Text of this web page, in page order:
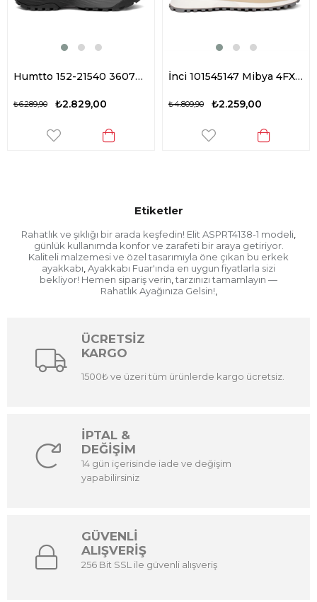
Humtto 152-21540 360720A Erkek Klasik Sneaker Siyah
₺2.829,00
₺6.289,90
İnci 101545147 Mibya 4FX Erkek Klasik Sneaker Beyaz
₺2.259,00
₺4.809,90
Etiketler
Rahatlık ve şıklığı bir arada keşfedin! Elit ASPRT4138-1 modeli
günlük kullanımda konfor ve zarafeti bir araya getiriyor.
Kaliteli malzemesi ve özel tasarımıyla öne çıkan bu erkek
ayakkabı Ayakkabı Fuar'ında en uygun fiyatlarla sizi
bekliyor! Hemen sipariş verin tarzınızı tamamlayın —
Rahatlık Ayağınıza Gelsin!
ÜCRETSİZ
KARGO
1500₺ ve üzeri tüm ürünlerde kargo ücretsiz.
İPTAL &
DEĞİŞİM
14 gün içerisinde iade ve değişim
yapabilirsiniz
GÜVENLİ
ALIŞVERİŞ
256 Bit SSL ile güvenli alışveriş